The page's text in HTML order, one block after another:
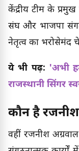
केंद्रीय टीम के प्रमुख
संघ और भाजपा
नेतृत्व का भरोसेमंद
ये भी पढ़ें: 'अभी
राजस्थानी सिंगर
कौन है
वहीं रजनीश